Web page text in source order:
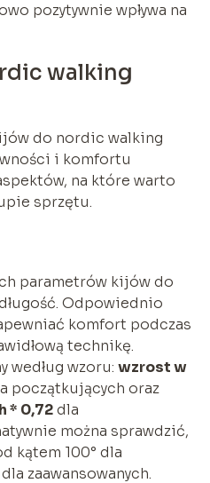
pozytywnie wpływa na
walking
do nordic walking
i komfortu
na które warto
sprzętu.
parametrów kijów do
Odpowiednio
komfort podczas
technikę.
według wzoru: wzrost w
początkujących oraz
* 0,72dla
można sprawdzić,
kątem 100° dla
zaawansowanych.